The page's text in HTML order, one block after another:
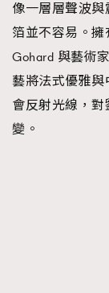
像一層層聲波
箔並不容易。
Gohard 與藝術
藝將法式優雅
會反射光線，
變。